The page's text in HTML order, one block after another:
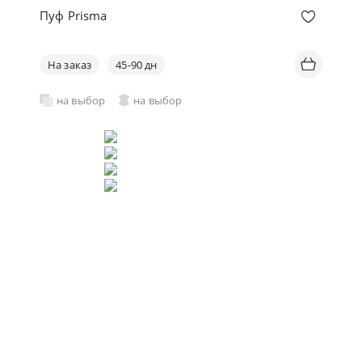
Пуф Prisma
На заказ 45-90 дн
на выбор на выбор